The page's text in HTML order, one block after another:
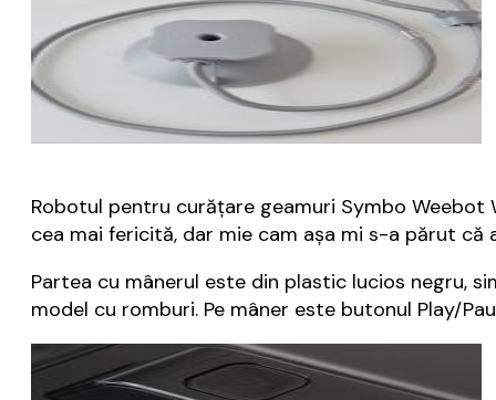
Robotul pentru curățare geamuri Symbo
cea mai fericită, dar mie cam așa mi s-a părut că
Partea cu mânerul este din plastic lucios negru,
model cu romburi. Pe mâner este butonul Play/